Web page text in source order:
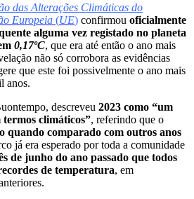
das Alterações Climáticas do
Europeia (UE) confirmou oficialmente
alguma vez registado no planeta
0,17ºC, que era até então o ano mais
não só corrobora as evidências
que este foi possivelmente o ano mais
anos.
descreveu 2023 como “um
climáticos”, referindo que o
quando comparado com outros anos
já era esperado por toda a comunidade
de junho do ano passado que todos
de temperatura, em